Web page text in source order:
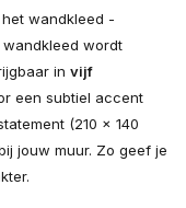
wandkleed -
wandkleed wordt
in vijf
een subtiel accent
(210 × 140
jouw muur. Zo geef je